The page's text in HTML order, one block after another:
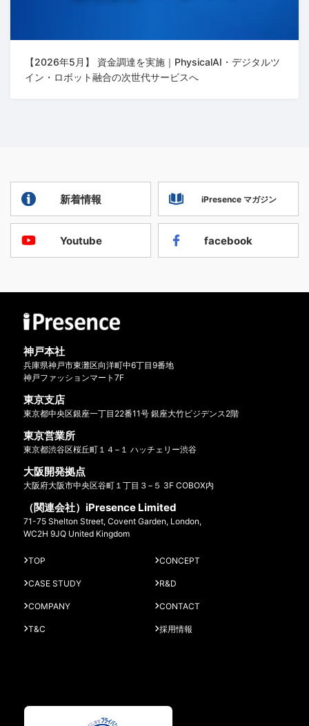
【2026年5月】 資金調達を実施｜PhysicalAI・デジタルツ
イン・ロボット融合の次世代サービスへ
新着情報 iPresence マガジン
Youtube facebook
神戸本社
兵庫県神戸市東灘区向洋町中6丁目9番地
神戸ファッションマート7F
東京支店
東京都中央区銀座一丁目22番11号 銀座大竹ビジデンス2階
東京営業所
東京都渋谷区桜丘町１４−１ ハッチェリー渋谷
大阪開発拠点
大阪府大阪市中央区谷町１丁目３−５ 3F COBOX内
（関連会社）iPresence Limited
71-75 Shelton Street, Covent Garden, London,
WC2H 9JQ United Kingdom
TOP CONCEPT
CASE STUDY R&D
COMPANY CONTACT
T&C 採用情報